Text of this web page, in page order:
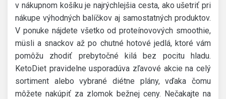
v nákupnom košíku je najrýchlejšia cesta, ako ušetriť pri
nákupe výhodných balíčkov aj samostatných produktov.
V ponuke nájdete všetko od proteínovových smoothie,
müsli a snackov až po chutné hotové jedlá, ktoré vám
pomôžu zhodiť prebytočné kilá bez pocitu hladu.
KetoDiet pravidelne usporadúva zľavové akcie na celý
sortiment alebo vybrané diétne plány, vďaka čomu
môžete nakúpiť za zlomok bežnej ceny. Nečakajte na